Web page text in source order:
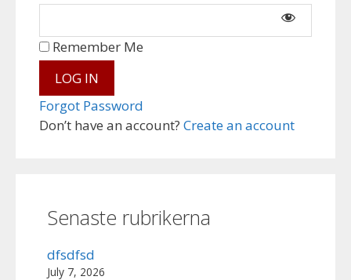
Don’t have an account? Create an account
Remember Me
Forgot Password
Senaste rubrikerna
dfsdfsd
July 7, 2026